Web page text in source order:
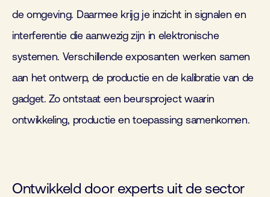
de omgeving. Daarmee krijg je inzicht in signalen en
interferentie die aanwezig zijn in elektronische
systemen. Verschillende exposanten werken samen
aan het ontwerp, de productie en de kalibratie van de
gadget. Zo ontstaat een beursproject waarin
ontwikkeling, productie en toepassing samenkomen.
Ontwikkeld door experts uit de sector